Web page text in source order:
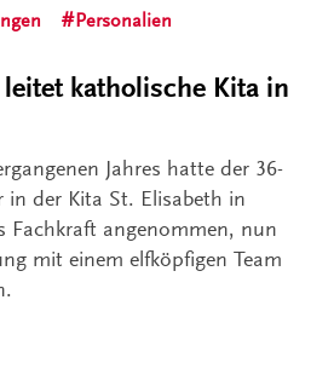
Personalien
katholische Kita in
Jahres hatte der 36-
in der Kita St. Elisabeth in
Fachkraft angenommen, nun
mit einem elfköpfigen Team